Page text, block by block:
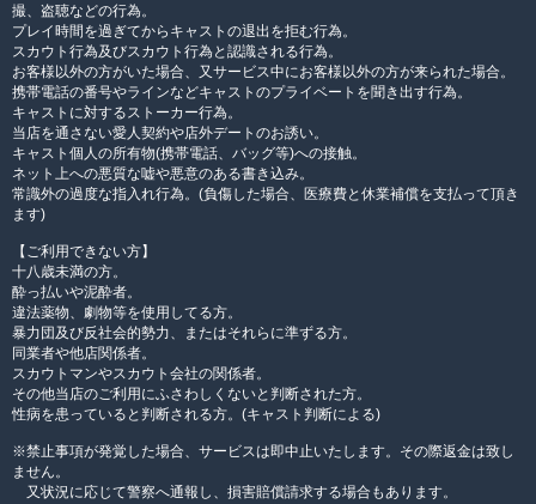
撮、盗聴などの行為。
プレイ時間を過ぎてからキャストの退出を拒む行為。
スカウト行為及びスカウト行為と認識される行為。
お客様以外の方がいた場合、又サービス中にお客様以外の方が来られた場合。
携帯電話の番号やラインなどキャストのプライベートを聞き出す行為。
キャストに対するストーカー行為。
当店を通さない愛人契約や店外デートのお誘い。
キャスト個人の所有物(携帯電話、バッグ等)への接触。
ネット上への悪質な嘘や悪意のある書き込み。
常識外の過度な指入れ行為。(負傷した場合、医療費と休業補償を支払って頂き
ます)
【ご利用できない方】
十八歳未満の方。
酔っ払いや泥酔者。
違法薬物、劇物等を使用してる方。
暴力団及び反社会的勢力、またはそれらに準ずる方。
同業者や他店関係者。
スカウトマンやスカウト会社の関係者。
その他当店のご利用にふさわしくないと判断された方。
性病を患っていると判断される方。(キャスト判断による)
※禁止事項が発覚した場合、サービスは即中止いたします。その際返金は致し
ません。
又状況に応じて警察へ通報し、損害賠償請求する場合もあります。